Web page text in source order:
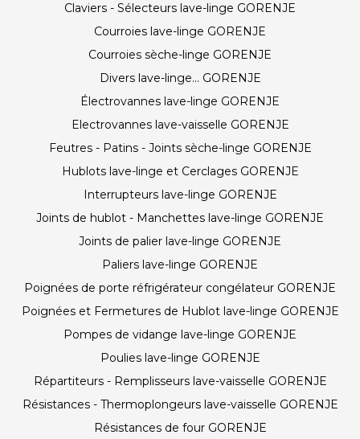
Claviers - Sélecteurs lave-linge GORENJE
Courroies lave-linge GORENJE
Courroies sèche-linge GORENJE
Divers lave-linge... GORENJE
Électrovannes lave-linge GORENJE
Electrovannes lave-vaisselle GORENJE
Feutres - Patins - Joints sèche-linge GORENJE
Hublots lave-linge et Cerclages GORENJE
Interrupteurs lave-linge GORENJE
Joints de hublot - Manchettes lave-linge GORENJE
Joints de palier lave-linge GORENJE
Paliers lave-linge GORENJE
Poignées de porte réfrigérateur congélateur GORENJE
Poignées et Fermetures de Hublot lave-linge GORENJE
Pompes de vidange lave-linge GORENJE
Poulies lave-linge GORENJE
Répartiteurs - Remplisseurs lave-vaisselle GORENJE
Résistances - Thermoplongeurs lave-vaisselle GORENJE
Résistances de four GORENJE